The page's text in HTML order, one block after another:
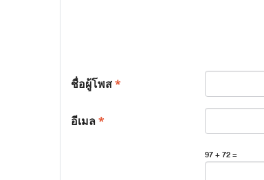
ชื่อผู้โพส*
อีเมล*
97 + 72 =